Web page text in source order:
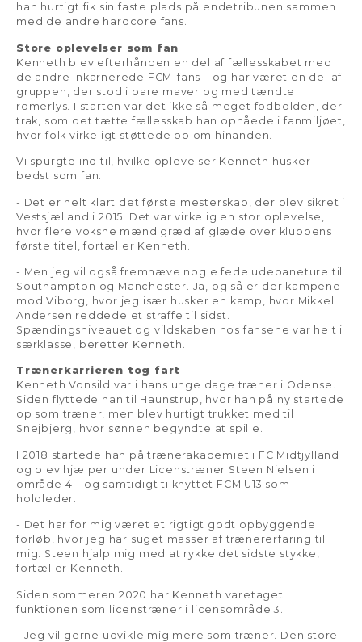
han hurtigt fik sin faste plads på endetribunen sammen
med de andre hardcore fans.
Store oplevelser som fan
Kenneth blev efterhånden en del af fællesskabet med
de andre inkarnerede FCM-fans – og har været en del af
gruppen, der stod i bare maver og med tændte
romerlys. I starten var det ikke så meget fodbolden, der
trak, som det tætte fællesskab han opnåede i fanmiljøet,
hvor folk virkeligt støttede op om hinanden.
Vi spurgte ind til, hvilke oplevelser Kenneth husker
bedst som fan:
- Det er helt klart det første mesterskab, der blev sikret i
Vestsjælland i 2015. Det var virkelig en stor oplevelse,
hvor flere voksne mænd græd af glæde over klubbens
første titel, fortæller Kenneth.
- Men jeg vil også fremhæve nogle fede udebaneture til
Southampton og Manchester. Ja, og så er der kampene
mod Viborg, hvor jeg især husker en kamp, hvor Mikkel
Andersen reddede et straffe til sidst.
Spændingsniveauet og vildskaben hos fansene var helt i
særklasse, beretter Kenneth.
Trænerkarrieren tog fart
Kenneth Vonsild var i hans unge dage træner i Odense.
Siden flyttede han til Haunstrup, hvor han på ny startede
op som træner, men blev hurtigt trukket med til
Snejbjerg, hvor sønnen begyndte at spille.
I 2018 startede han på trænerakademiet i FC Midtjylland
og blev hjælper under Licenstræner Steen Nielsen i
område 4 – og samtidigt tilknyttet FCM U13 som
holdleder.
- Det har for mig været et rigtigt godt opbyggende
forløb, hvor jeg har suget masser af trænererfaring til
mig. Steen hjalp mig med at rykke det sidste stykke,
fortæller Kenneth.
Siden sommeren 2020 har Kenneth varetaget
funktionen som licenstræner i licensområde 3.
- Jeg vil gerne udvikle mig mere som træner. Den store